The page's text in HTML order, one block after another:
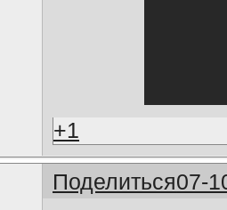
+1
Поделиться07-